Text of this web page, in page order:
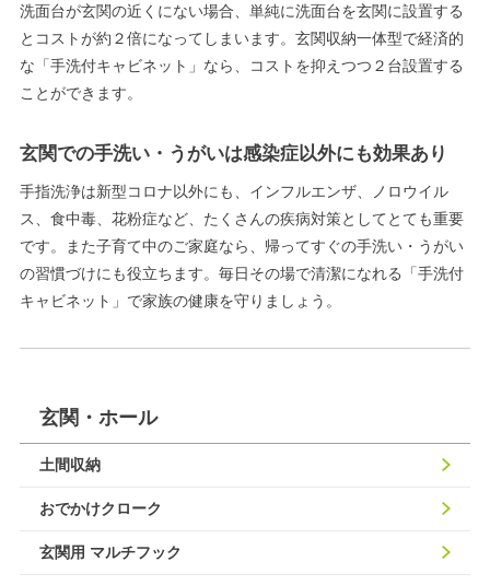
洗面台が玄関の近くにない場合、単純に洗面台を玄関に設置する
とコストが約２倍になってしまいます。玄関収納一体型で経済的
な「手洗付キャビネット」なら、コストを抑えつつ２台設置する
ことができます。
玄関での手洗い・うがいは感染症以外にも効果あり
手指洗浄は新型コロナ以外にも、インフルエンザ、ノロウイル
ス、食中毒、花粉症など、たくさんの疾病対策としてとても重要
です。また子育て中のご家庭なら、帰ってすぐの手洗い・うがい
の習慣づけにも役立ちます。毎日その場で清潔になれる「手洗付
キャビネット」で家族の健康を守りましょう。
玄関・ホール
土間収納
おでかけクローク
玄関用 マルチフック